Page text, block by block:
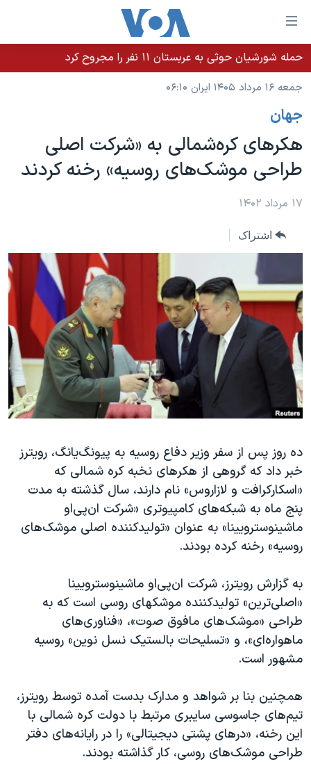
لینکهای
قابل
دسترسی
جهش
محتوای
اصلی
جهش
به
صفحه
جهش
به
خانه
نسخه سبک وب‌سایت
موضوع ها
ایران
آمریکا
جهان
ویژه برنامه‌ها
ویدیوها
فرهنگ و زندگی
حقوق شهروندی
گالری عکس
آرشیو پخش زنده
برنامه های تلویزیونی
جدول برنامه ها
صفحه‌های ویژه
بایگانی برنامه‌های تلویزیونی
مستندها
انتخابات ریاست جمهوری آمریکا ۲۰۲۴
حمله جمهوری اسلامی به اسرائیل
اعتراضات زن، زندگی، آزادی
مجموعه مستندهای دادخواهی
تریبونال مردمی آبان ۹۸
دادگاه حمید نوری
چهل سال گروگان‌گیری
اعتراضات مردمی آبان ۹۸
اسرائیل در جنگ
نرگس محمدی برنده جایزه نوبل صلح
صفحه‌های ویژه
سفر پرزیدنت ترامپ به چین
فرکانس‌های صدای آمریکا
پخش رادیویی
یادگیری زبان انگلیسی
دنبال کنید
زبانهای مختلف
حمله شورشیان حوثی به عربستان ۱۱ نفر را مجروح کرد
جمعه ۱۶ مرداد ۱۴۰۵ ایران ۰۶:۱۰
جهان
هکرهای کره‌شمالی به «شرکت اصلی
طراحی موشک‌های روسیه» رخنه کردند
۱۷ مرداد ۱۴۰۲
اشتراک
ده روز پس از سفر وزیر دفاع روسیه به پیونگ‌یانگ، رویترز
خبر داد که گروهی از هکرهای نخبه کره شمالی که
«اسکارکرافت و لازاروس» نام دارند، سال گذشته به مدت
پنج‌ ماه به شبکه‌های کامپیوتری «شرکت ان‌پی‌او
ماشینوسترویینا» به عنوان «تولیدکننده اصلی موشک‌های
روسیه» رخنه کرده بودند.
به گزارش رویترز، شرکت ان‌پی‌او ماشینوسترویینا
«اصلی‌ترین» تولید‌کننده موشکهای روسی است که به
طراحی «موشک‌های مافوق صوت»، «فناوری‌های
ماهواره‌ای»، و «تسلیحات بالستیک نسل نوین» روسیه
مشهور است.
همچنین بنا بر شواهد و مدارک بدست آمده توسط رویترز،
تیم‌های جاسوسی سایبری مرتبط با دولت کره شمالی با
این رخنه، «درهای پشتی دیجیتالی» را در رایانه‌های دفتر
طراحی موشک‌های روسی، کار گذاشته بودند.